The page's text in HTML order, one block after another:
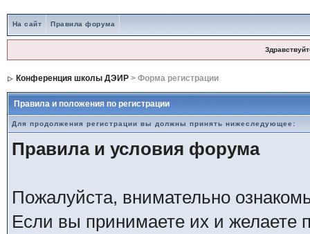
На сайт Правила форума
Конференция школы ДЭИР> Форма регистрации
Правила и положения по регистрации
Для продолжения регистрации вы должны принять нижеследующее:
Правила и условия форума
Пожалуйста, внимательно
Если вы принимаете их и желаете